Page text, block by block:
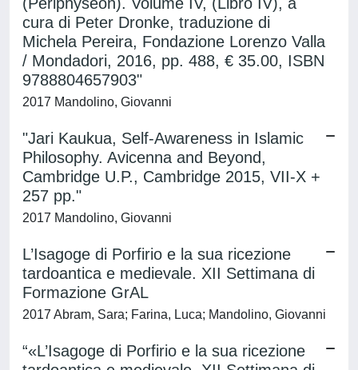
cura di Peter Dronke, traduzione di
Michela Pereira, Fondazione Lorenzo Valla
/ Mondadori, 2016, pp. 488, € 35.00, ISBN
9788804657903"
2017 Mandolino, Giovanni
"Jari Kaukua, Self-Awareness in Islamic
Philosophy. Avicenna and Beyond,
Cambridge U.P., Cambridge 2015, VII-X +
257 pp."
2017 Mandolino, Giovanni
L’Isagoge di Porfirio e la sua ricezione
tardoantica e medievale. XII Settimana di
Formazione GrAL
2017 Abram, Sara; Farina, Luca; Mandolino, Giovanni
“«L’Isagoge di Porfirio e la sua ricezione